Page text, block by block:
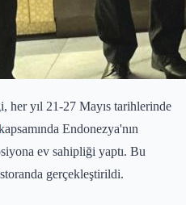
yıl 21-27 Mayıs tarihlerinde
Endonezya'nın
ev sahipliği yaptı. Bu
gerçekleştirildi.